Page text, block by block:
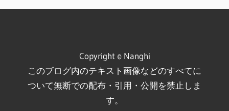
Copyright © Nanghi
このブログ内のテキスト画像などのすべてに
ついて無断での配布・引用・公開を禁止しま
す。